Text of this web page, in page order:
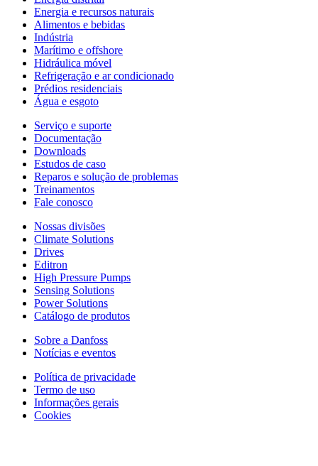
Energia e recursos naturais
Alimentos e bebidas
Indústria
Marítimo e offshore
Hidráulica móvel
Refrigeração e ar condicionado
Prédios residenciais
Água e esgoto
Serviço e suporte
Documentação
Downloads
Estudos de caso
Reparos e solução de problemas
Treinamentos
Fale conosco
Nossas divisões
Climate Solutions
Drives
Editron
High Pressure Pumps
Sensing Solutions
Power Solutions
Catálogo de produtos
Sobre a Danfoss
Notícias e eventos
Política de privacidade
Termo de uso
Informações gerais
Cookies